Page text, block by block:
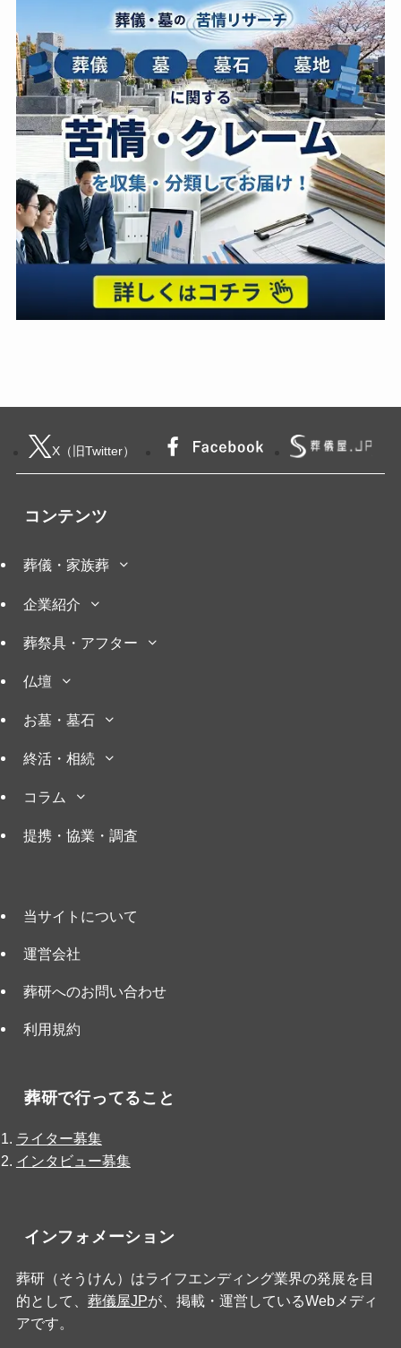
X（旧Twitter）
コンテンツ
葬儀・家族葬
企業紹介
葬祭具・アフター
仏壇
お墓・墓石
終活・相続
コラム
提携・協業・調査
当サイトについて
運営会社
葬研へのお問い合わせ
利用規約
葬研で行ってること
ライター募集
インタビュー募集
インフォメーション
葬研（そうけん）はライフエンディング業界の発展を目
的として、 葬儀屋JPが、掲載・運営しているWebメディ
アです。